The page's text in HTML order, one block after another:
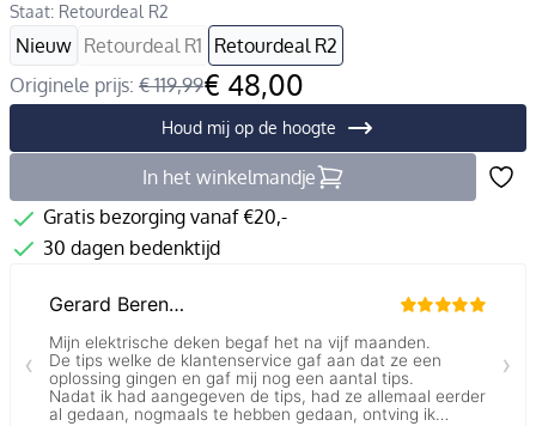
Staat: Retourdeal R2
Nieuw Retourdeal R1 Retourdeal R2
Originele prijs: € 119,99€ 48,00
Houd mij op de hoogte
In het winkelmandje
Gratis bezorging vanaf €20,-
30 dagen bedenktijd